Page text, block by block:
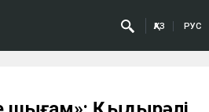
ҚАЗ РУС